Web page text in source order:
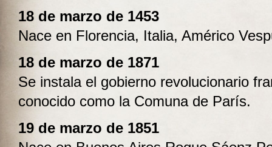
18 de marzo de 1453
Nace en Florencia, Italia, Américo
18 de marzo de 1871
Se instala el gobierno revolucionario
conocido como la Comuna de París.
19 de marzo de 1851